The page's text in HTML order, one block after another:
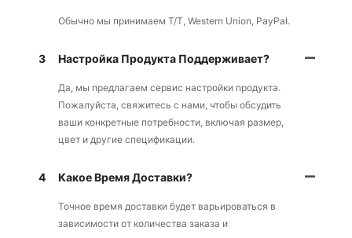
Обычно мы принимаем T/T, Western Union, PayPal.
3 Настройка Продукта Поддерживает?
Да, мы предлагаем сервис настройки продукта.
Пожалуйста, свяжитесь с нами, чтобы обсудить
ваши конкретные потребности, включая размер,
цвет и другие спецификации.
4 Какое Время Доставки?
Точное время доставки будет варьироваться в
зависимости от количества заказа и